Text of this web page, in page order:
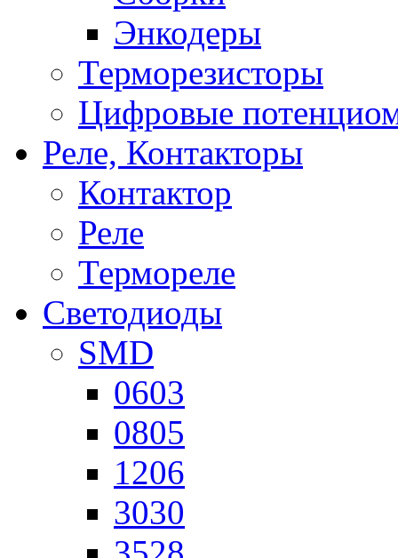
Энкодеры
Терморезисторы
Цифровые
Реле, Контакторы
Контактор
Реле
Термореле
Светодиоды
SMD
0603
0805
1206
3030